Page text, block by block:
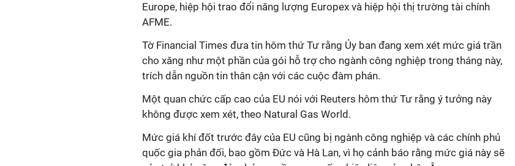
Europe, hiệp hội trao đổi năng lượng Europex và hiệp hội thị trường tài chính
AFME.
Tờ Financial Times đưa tin hôm thứ Tư rằng Ủy ban đang xem xét mức giá trần
cho xăng như một phần của gói hỗ trợ cho ngành công nghiệp trong tháng này,
trích dẫn nguồn tin thân cận với các cuộc đàm phán.
Một quan chức cấp cao của EU nói với Reuters hôm thứ Tư rằng ý tưởng này
không được xem xét, theo Natural Gas World.
Mức giá khí đốt trước đây của EU cũng bị ngành công nghiệp và các chính phủ
quốc gia phản đối, bao gồm Đức và Hà Lan, vì họ cảnh báo rằng mức giá này sẽ